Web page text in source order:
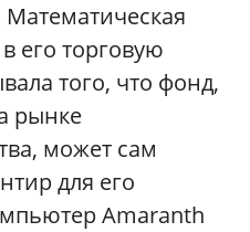
его торговую
того, что фонд,
рынке
может сам
для его
Amaranth